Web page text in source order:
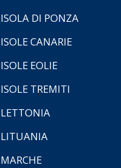
ISOLA DI PONZA
ISOLE CANARIE
ISOLE EOLIE
ISOLE TREMITI
LETTONIA
LITUANIA
MARCHE